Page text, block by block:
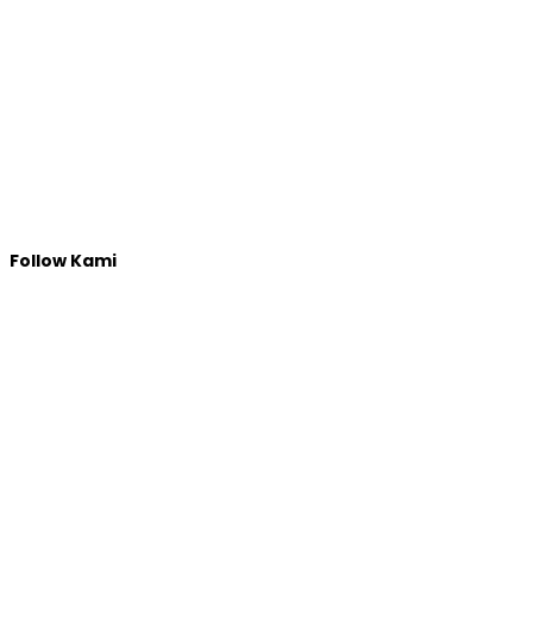
Follow Kami